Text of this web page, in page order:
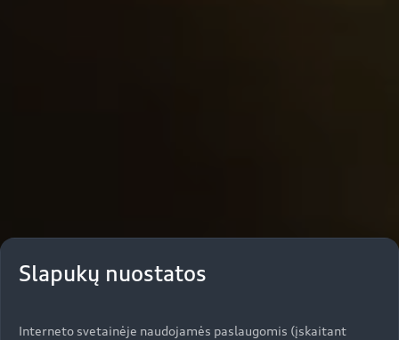
Slapukų nuostatos
Interneto svetainėje naudojamės paslaugomis (įskaitant